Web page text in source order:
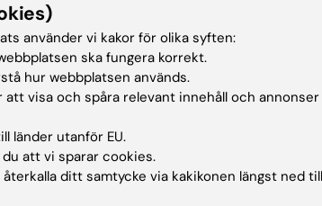
startade våren 2025 och pågår tills
Gör en intresseanmälan
för att bli
av forskningskoordinator Katarina Ekelöf.
Katarina Ekelöf
använder vi kakor för olika syften:
ska fungera korrekt.
hur webbplatsen används.
att visa och spåra relevant innehåll och
länder utanför EU.
att vi sparar cookies.
ditt samtycke via kakikonen längst ned